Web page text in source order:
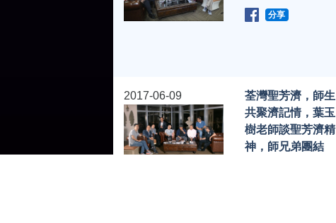
分享
2017-06-09
荃灣聖芳濟，師生
共聚濟記情，葉玉
樹老師談聖芳濟精
神，師兄弟團結